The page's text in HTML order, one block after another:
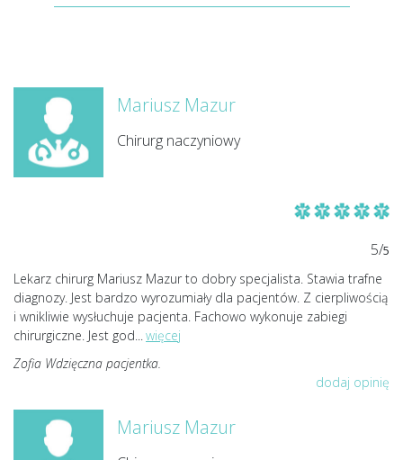
Mariusz Mazur
Chirurg naczyniowy
5/5
Lekarz chirurg Mariusz Mazur to dobry specjalista. Stawia trafne
diagnozy. Jest bardzo wyrozumiały dla pacjentów. Z cierpliwością
i wnikliwie wysłuchuje pacjenta. Fachowo wykonuje zabiegi
chirurgiczne. Jest god
więcej
Zofia Wdzięczna pacjentka.
dodaj opinię
Mariusz Mazur